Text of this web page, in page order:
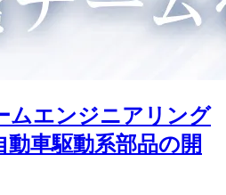
ムエンジニアリング
車駆動系部品の開